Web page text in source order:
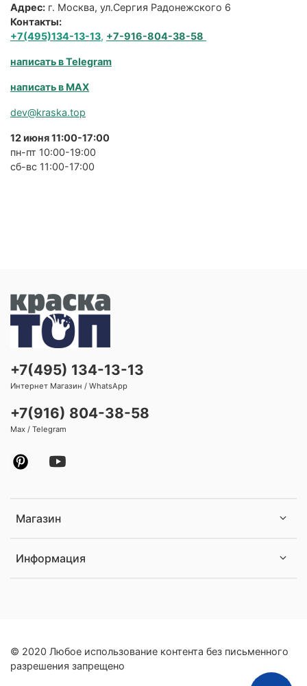
Адрес: г. Москва, ул.Сергия Радонежского 6
Контакты:
+7(495)134-13-13, +7-916-804-38-58
написать в Telegram
написать в MAX
dev@kraska.top
12 июня 11:00-17:00
пн-пт 10:00-19:00
сб-вс 11:00-17:00
Магазин
Информация
+7(495) 134-13-13
Интернет Магазин / WhatsApp
+7(916) 804-38-58
Max / Telegram
© 2020 Любое использование контента без письменного
разрешения запрещено